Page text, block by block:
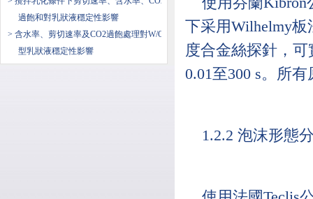
過飽和對乳狀液穩定性影響
> 含水率、剪切速率及CO2過飽處理對W/O
型乳狀液穩定性影響
下采用Wilhelmy
度合金絲探針，
0.01至300 s。所
1.2.2 泡沫形態